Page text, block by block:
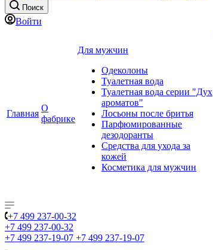
Поиск
Войти
Главная
О
фабрике
Для мужчин
Одеколоны
Туалетная вода
Туалетная вода серии "Дух
ароматов"
Лосьоны после бритья
Парфюмированные
дезодоранты
Средства для ухода за
кожей
Косметика для мужчин
+7 499 237-00-32
+7 499 237-00-32
+7 499 237-19-07 +7 499 237-19-07